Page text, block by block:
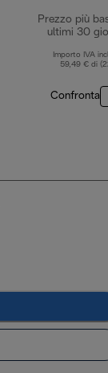
Prezzo più
ultimi 30
Importo IVA
59,49 € di
Confronta